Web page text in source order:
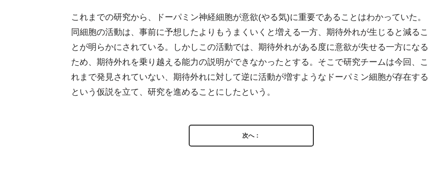
これまでの研究から、ドーパミン神経細胞が意欲(やる気)に重要であることはわかっていた。
同細胞の活動は、事前に予想したよりもうまくいくと増える一方、期待外れが生じると減るこ
とが明らかにされている。しかしこの活動では、期待外れがある度に意欲が失せる一方になる
ため、期待外れを乗り越える能力の説明ができなかったとする。そこで研究チームは今回、こ
れまで発見されていない、期待外れに対して逆に活動が増すようなドーパミン細胞が存在する
という仮説を立て、研究を進めることにしたという。
次へ：